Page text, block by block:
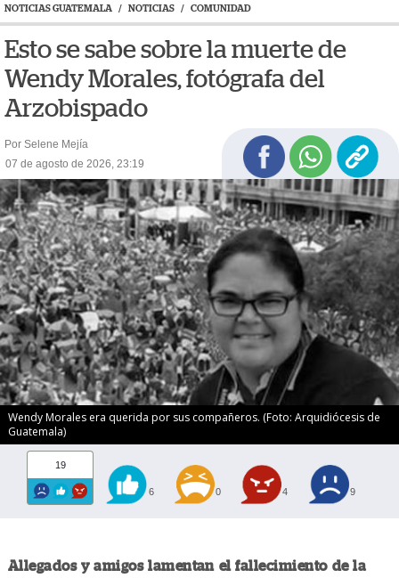
NOTICIAS GUATEMALA / NOTICIAS / COMUNIDAD
Esto se sabe sobre la muerte de
Wendy Morales, fotógrafa del
Arzobispado
Por Selene Mejía
07 de agosto de 2026, 23:19
Wendy Morales era querida por sus compañeros. (Foto: Arquidiócesis de
Guatemala)
19
6 0 4 9
Allegados y amigos lamentan el fallecimiento de la